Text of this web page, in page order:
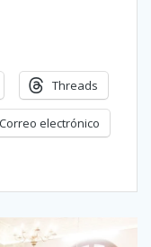
Threads
Correo electrónico